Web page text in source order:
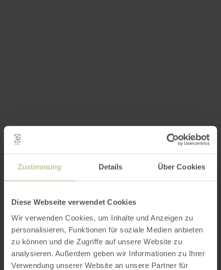
Zustimmung Details Über Cookies
Diese Webseite verwendet Cookies
Wir verwenden Cookies, um Inhalte und Anzeigen zu
personalisieren, Funktionen für soziale Medien anbieten
zu können und die Zugriffe auf unsere Website zu
analysieren. Außerdem geben wir Informationen zu Ihrer
Verwendung unserer Website an unsere Partner für